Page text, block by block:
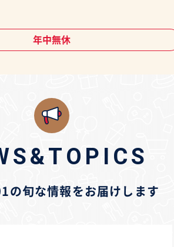
年中無休
の旬な情報をお届けします